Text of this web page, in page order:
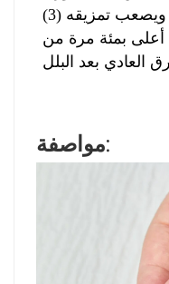
(3) يتميز بقدرة امتصاص فائقة ويصعب تمزيقه
أعلى بمئة مرة من
مواصفة: